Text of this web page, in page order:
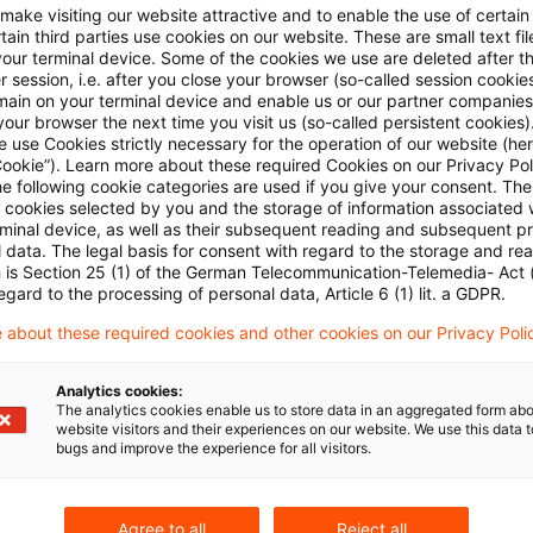
unbeschränkte Schenkungsteuerpflicht verstößt
deutschen Staatsangehörigen mit
b ErbStG in die unbeschränkte Steuerpflicht
des Steuergegenstands, der dem
eröffnet. Es handelt sich nicht um eine
einer erhöhten Rechtfertigung bedürfte.
weiten Gestaltungsfreiheit des Gesetzgebers
Schenkungsteuerpflicht erweist
1 Nr. 1 Satz 2 Buchst. b ErbStG als sachgerecht
visiting our website attractive and to enable the use of
third parties use cookies on our website. These are small text
terminal device. Some of the cookies we use are deleted after
session, i.e. after you close your browser (so-called session
on your terminal device and enable us or our partner
browser the next time you visit us (so-called persistent
use Cookies strictly necessary for the operation of our website
Learn more about these required Cookies on our Privacy
following cookie categories are used if you give your consent.
cookies selected by you and the storage of information associated
device, as well as their subsequent reading and subsequent
data. The legal basis for consent with regard to the storage and
is Section 25 (1) of the German Telecommunication-Telemedia- Act
to the processing of personal data, Article 6 (1) lit. a GDPR.
about these required cookies and other cookies on our Privacy
Analytics cookies:
The analytics cookies enable us to store data in an aggregated form
website visitors and their experiences on our website. We use this data
bugs and improve the experience for all visitors.
Agree to all Reject all